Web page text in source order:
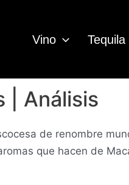
Vino Tequila
| Análisis
de renombre
que hacen de